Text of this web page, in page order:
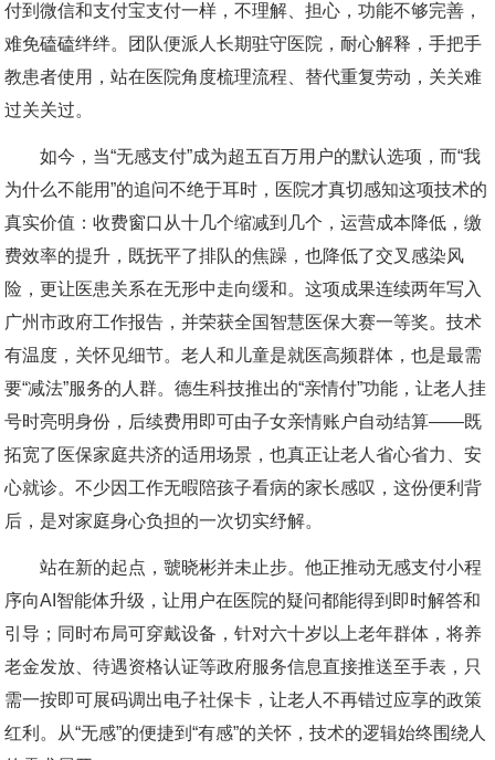
付到微信和支付宝支付一样，不理解、担心，功能不够完善，
难免磕磕绊绊。团队便派人长期驻守医院，耐心解释，手把手
教患者使用，站在医院角度梳理流程、替代重复劳动，关关难
过关关过。
如今，当“无感支付”成为超五百万用户的默认选项，而“我
为什么不能用”的追问不绝于耳时，医院才真切感知这项技术的
真实价值：收费窗口从十几个缩减到几个，运营成本降低，缴
费效率的提升，既抚平了排队的焦躁，也降低了交叉感染风
险，更让医患关系在无形中走向缓和。这项成果连续两年写入
广州市政府工作报告，并荣获全国智慧医保大赛一等奖。技术
有温度，关怀见细节。老人和儿童是就医高频群体，也是最需
要“减法”服务的人群。德生科技推出的“亲情付”功能，让老人挂
号时亮明身份，后续费用即可由子女亲情账户自动结算——既
拓宽了医保家庭共济的适用场景，也真正让老人省心省力、安
心就诊。不少因工作无暇陪孩子看病的家长感叹，这份便利背
后，是对家庭身心负担的一次切实纾解。
站在新的起点，虢晓彬并未止步。他正推动无感支付小程
序向AI智能体升级，让用户在医院的疑问都能得到即时解答和
引导；同时布局可穿戴设备，针对六十岁以上老年群体，将养
老金发放、待遇资格认证等政府服务信息直接推送至手表，只
需一按即可展码调出电子社保卡，让老人不再错过应享的政策
红利。从“无感”的便捷到“有感”的关怀，技术的逻辑始终围绕人